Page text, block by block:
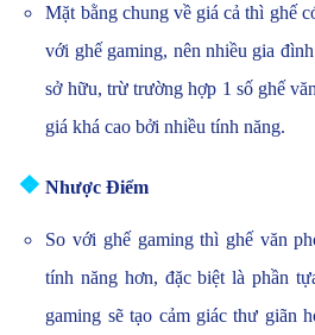
Mặt bằng chung về giá cả thì ghế
với ghế gaming, nên nhiều gia
sở hữu, trừ trường hợp 1 số ghế
giá khá cao bởi nhiều tính năng.
❖ Nhược Điểm
So với ghế gaming thì ghế văn
tính năng hơn, đặc biệt là phần
gaming sẽ tạo cảm giác thư giãn